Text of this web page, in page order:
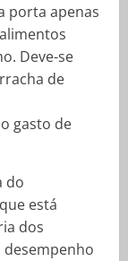
porta apenas
Deve-se
de
gasto de
do
está
dos